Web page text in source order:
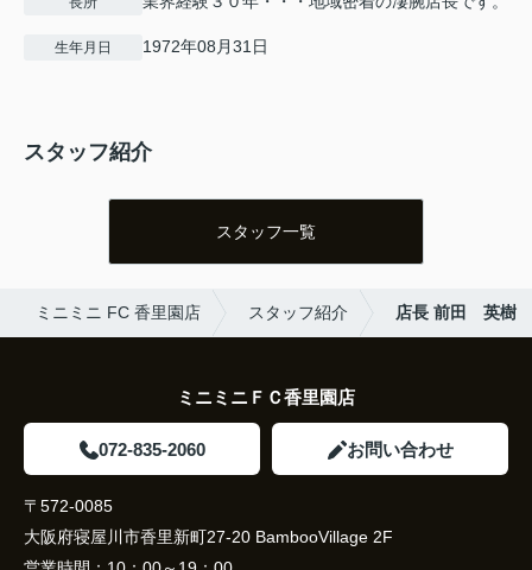
生年月日 1972年08月31日
スタッフ紹介
スタッフ一覧
ミニミニ FC 香里園店 スタッフ紹介 店長 前田 英樹
ミニミニＦＣ香里園店
072-835-2060 お問い合わせ
〒572-0085
大阪府寝屋川市香里新町27-20 BambooVillage 2F